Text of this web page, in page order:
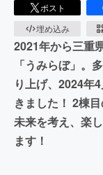
ポスト
埋め込み
2021年から三重
「うみらぼ」。
り上げ、2024年
きました！ 2棟
未来を考え、楽
ます！